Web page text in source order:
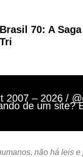
Brasil 70: A
Tri
2007 – 2026 /
de um site?
não há leis